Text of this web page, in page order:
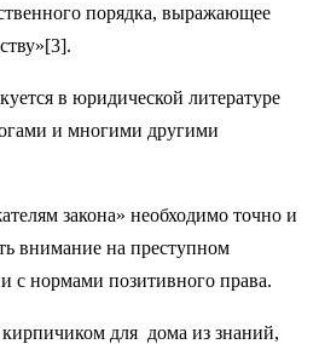
порядка, выражающее
в юридической литературе
и многими другими
закона» необходимо точно и
внимание на преступном
с нормами позитивного права.
кирпичиком для дома из знаний,